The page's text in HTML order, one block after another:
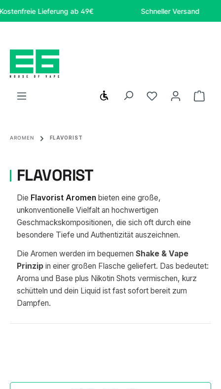
Zum Hauptinhalt springen
Lieferung ab 49€ Schneller Versand
Werkzeugleiste anzeigen
Du hast 0
AROMEN FLAVORIST
FLAVORIST
Die Flavorist Aromen bieten eine große,
unkonventionelle Vielfalt an hochwertigen
Geschmackskompositionen, die sich oft durch eine
besondere Tiefe und Authentizität auszeichnen.
Die Aromen werden im bequemen Shake & Vape
Prinzipin einer großen Flasche geliefert. Das bedeutet:
Aroma und Base plus Nikotin Shots vermischen, kurz
schütteln und dein Liquid ist fast sofort bereit zum
Dampfen.